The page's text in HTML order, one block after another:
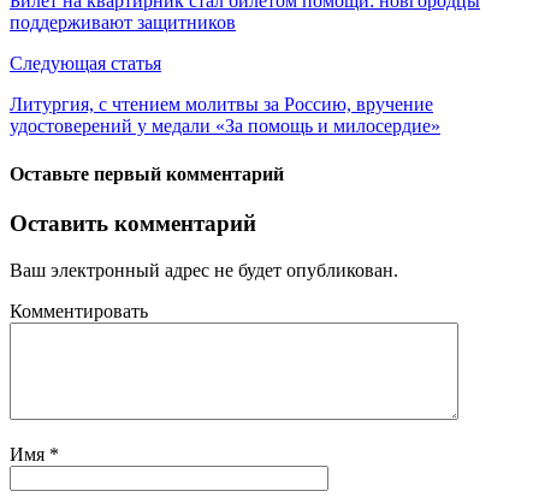
поддерживают защитников
Следующая статья
Литургия, с чтением молитвы за Россию, вручение
удостоверений у медали «За помощь и милосердие»
Оставьте первый комментарий
Оставить комментарий
Ваш электронный адрес не будет опубликован.
Комментировать
Имя *